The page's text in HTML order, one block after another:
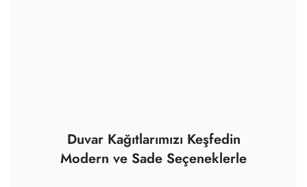
Duvar Kağıtlarımızı Keşfedin
Modern ve Sade Seçeneklerle